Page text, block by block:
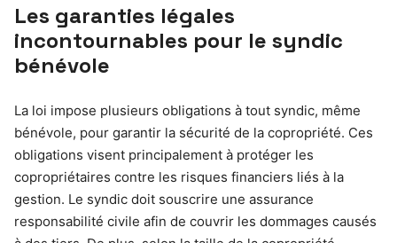
Les garanties légales
incontournables pour le syndic
bénévole
La loi impose plusieurs obligations à tout syndic, même
bénévole, pour garantir la sécurité de la copropriété. Ces
obligations visent principalement à protéger les
copropriétaires contre les risques financiers liés à la
gestion. Le syndic doit souscrire une assurance
responsabilité civile afin de couvrir les dommages causés